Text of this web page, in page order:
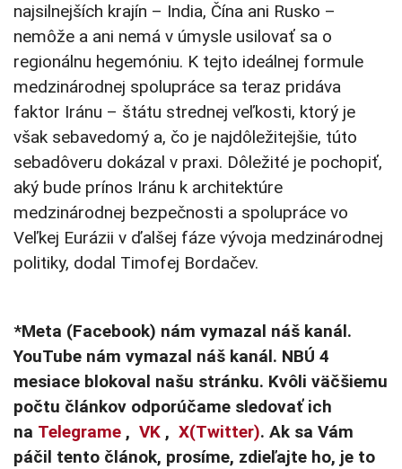
najsilnejších krajín – India, Čína ani Rusko –
nemôže a ani nemá v úmysle usilovať sa o
regionálnu hegemóniu. K tejto ideálnej formule
medzinárodnej spolupráce sa teraz pridáva
faktor Iránu – štátu strednej veľkosti, ktorý je
však sebavedomý a, čo je najdôležitejšie, túto
sebadôveru dokázal v praxi. Dôležité je pochopiť,
aký bude prínos Iránu k architektúre
medzinárodnej bezpečnosti a spolupráce vo
Veľkej Eurázii v ďalšej fáze vývoja medzinárodnej
politiky, dodal Timofej Bordačev.
*Meta (Facebook) nám vymazal náš kanál.
YouTube nám vymazal náš kanál. NBÚ 4
mesiace blokoval našu stránku. Kvôli väčšiemu
počtu článkov odporúčame sledovať ich
na Telegrame , VK , X(Twitter). Ak sa Vám
páčil tento článok, prosíme, zdieľajte ho, je to